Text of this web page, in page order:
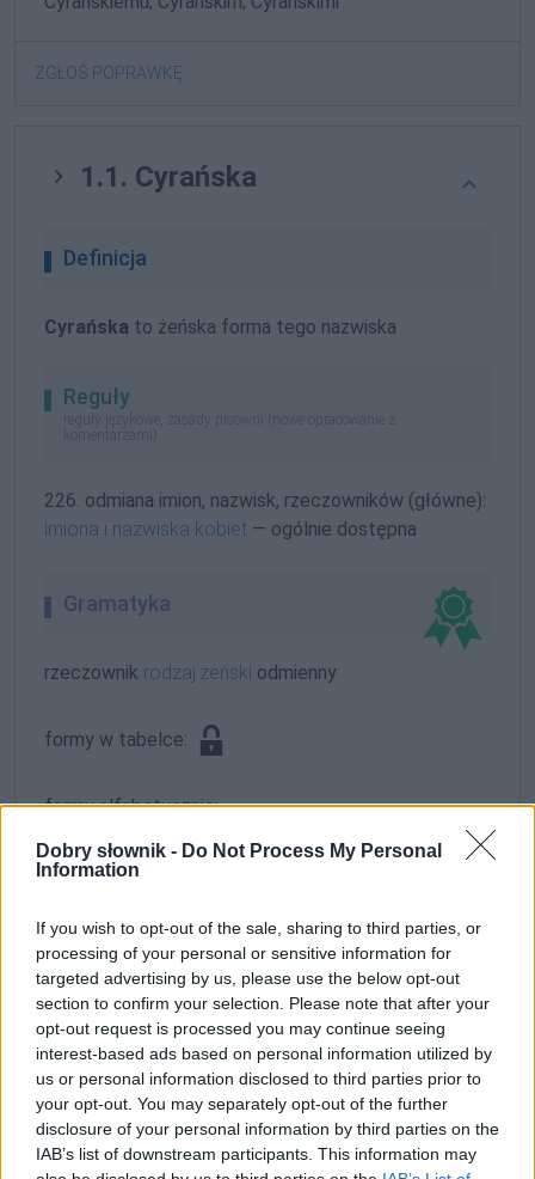
Dobry słownik - Do Not Process My Personal
Information
If you wish to opt-out of the sale, sharing to third parties, or
processing of your personal or sensitive information for
targeted advertising by us, please use the below opt-out
section to confirm your selection. Please note that after your
opt-out request is processed you may continue seeing
interest-based ads based on personal information utilized by
us or personal information disclosed to third parties prior to
your opt-out. You may separately opt-out of the further
disclosure of your personal information by third parties on the
IAB’s list of downstream participants. This information may
ZGŁOŚ POPRAWKĘ
1.1. Cyrańska
Definicja
Cyrańska to żeńska forma tego nazwiska
Reguły
reguły językowe, zasady pisowni (nowe opracowanie z
komentarzami)
226. odmiana imion, nazwisk, rzeczowników (główne):
imiona i nazwiska kobiet — ogólnie dostępna
Gramatyka
rzeczownik rodzaj żeński odmienny
formy w tabelce:
formy alfabetycznie:
Cyrańska; Cyrańską; Cyrańskich; Cyrańskie; Cyrańskiej;
Cyrańskim; Cyrańskimi
ZGŁOŚ POPRAWKĘ